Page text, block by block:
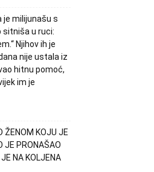
je milijunašu s
sitniša u ruci:
Njihov ih je
nije ustala iz
hitnu pomoć,
im je
ŽENOM KOJU JE
JE PRONAŠAO
NA KOLJENA